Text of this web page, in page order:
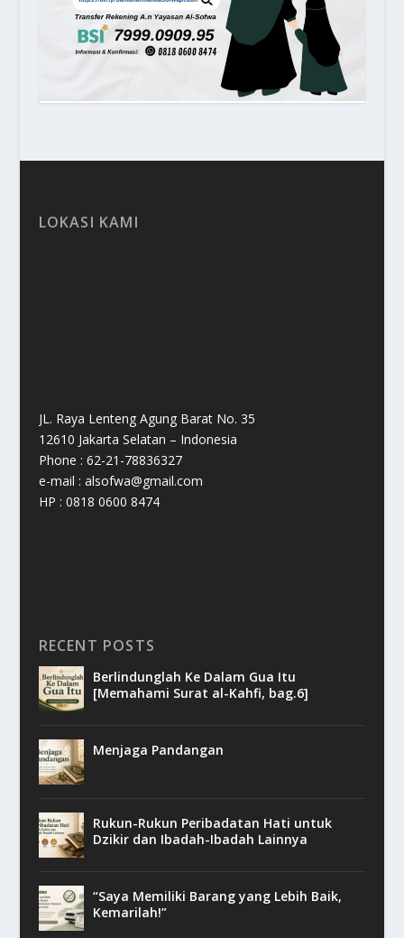
LOKASI KAMI
JL. Raya Lenteng Agung Barat No. 35
12610 Jakarta Selatan – Indonesia
Phone : 62-21-78836327
e-mail : alsofwa@gmail.com
HP : 0818 0600 8474
RECENT POSTS
Berlindunglah Ke Dalam Gua Itu
[Memahami Surat al-Kahfi, bag.6]
Menjaga Pandangan
Rukun-Rukun Peribadatan Hati untuk
Dzikir dan Ibadah-Ibadah Lainnya
“Saya Memiliki Barang yang Lebih Baik,
Kemarilah!”